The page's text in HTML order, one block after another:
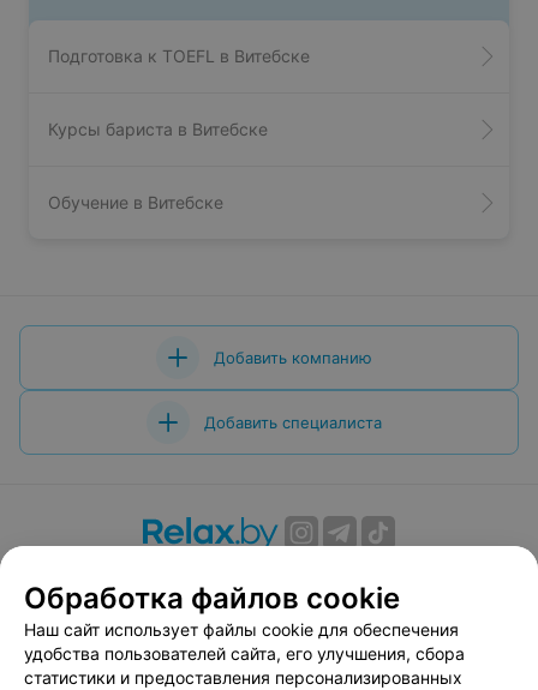
Подготовка к TOEFL в Витебске
Курсы бариста в Витебске
Обучение в Витебске
Добавить компанию
Добавить специалиста
Вакансии
Публичный договор
Способы оплаты
Публичный договор по использованию сервиса
«Афиша»
Обработка файлов cookie
Наш сайт использует файлы cookie для обеспечения
удобства пользователей сайта, его улучшения, сбора
статистики и предоставления персонализированных